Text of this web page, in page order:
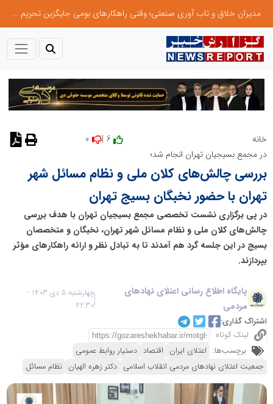
مدیران خلاق و تاب آوری صنعتی؛ وقتی راهکارهای بومی جایگزین تحریم میشود
خانه
در مجمع بسیجیان تهران انجام شد؛
بررسی چالش‌های کلان ملی و نظام مسائل شهر
تهران با حضور نخبگان بسیج تهران
در پی برگزاری نشست تخصصی مجمع بسیجیان تهران با هدف بررسی
چالش‌های کلان ملی و نظام مسائل شهر تهران، نخبگان و متخصصان
بسیج در این جلسه گرد هم آمدند تا به تبادل نظر و ارائه راهکارهای مؤثر
بپردازند.
پایگاه اطلاع رسانی اعتلای نهادهای
مردمی
چهارشنبه 5 دی 1403 -
22:30
اشتراک گذاری:
لینک کوتاه
برچسب‌ها: اعتلای ایران اقتصاد دستیار روابط عمومی
جمعیت اعتلای نهادهای مردمی انقلاب اسلامی دکتر زهره الهیان نظام مسائل